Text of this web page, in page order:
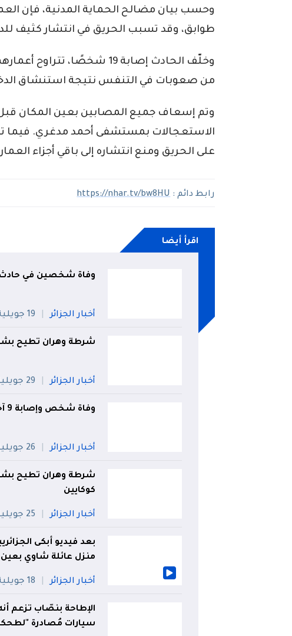
وحسب بيان مضالح الحماية المدنية، فإن
طوابق، وقد تسبب الحريق في انتشار كثيف
من صعوبات في التنفس نتيجة استنشاق
وتم إسعاف جميع المصابين بعين المكان
الاستعجالات بمستشفى أحمد مدغري. فيما
على الحريق ومنع انتشاره إلى باقي أجزاء
رابط دائم :https://nhar.tv/bw8HU
اقرأ أيضا
وفاة شخصين في حادث
أخبار الجزائر 19 جويلية
شرطة وهران تطيح بشبكة دولية
أخبار الجزائر 29 جويلية
وفاة شخص وإصابة 9 آخرين في حادث مرور بباتنة
أخبار الجزائر 26 جويلية
كوكايين
أخبار الجزائر 25 جويلية
بعد فيديو أبكى
منزل عائلة شاوي
أخبار الجزائر 18 جويلية
الإطاحة بنصّاب تزعم
سيارات مُصادرة